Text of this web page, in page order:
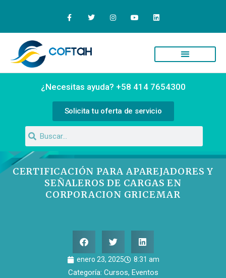
¿Necesitas ayuda? +58 414 7654300
Solicita tu oferta de servicio
CERTIFICACIÓN PARA APAREJADORES Y
SEÑALEROS DE CARGAS EN
CORPORACION GRICEMAR
enero 23, 2025 8:31 am
Categoría: Cursos, Eventos